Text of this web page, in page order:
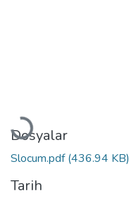
Yükleniyor...
Dosyalar
Slocum.pdf(436.94 KB)
Tarih